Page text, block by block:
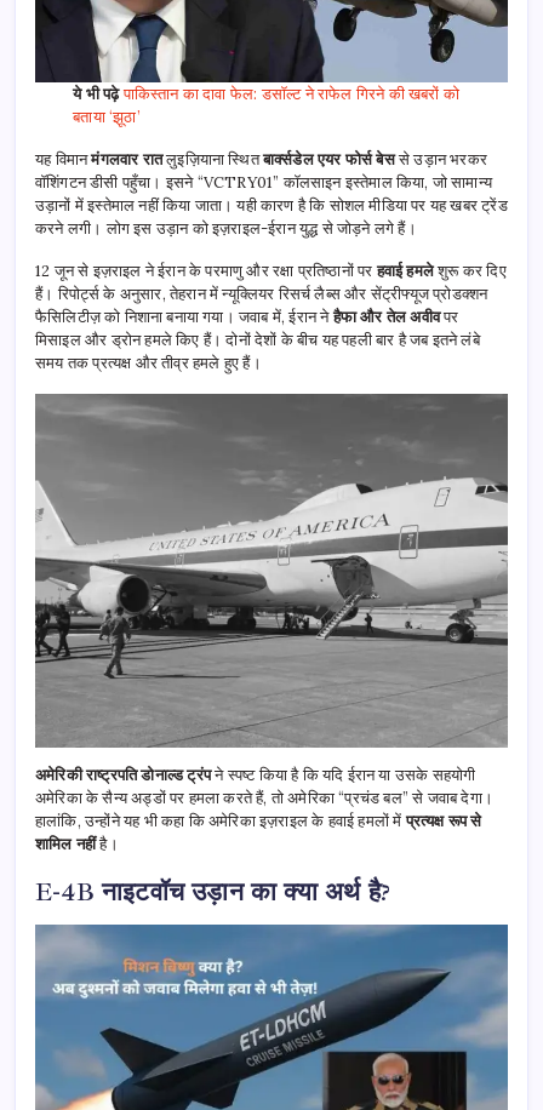
ये भी पढ़ेपाकिस्तान का दावा फेल: डसॉल्ट ने राफेल गिरने की खबरों को
बताया ‘झूठा’
यह विमानमंगलवार रातलुइज़ियाना स्थितबार्क्सडेल एयर फोर्स बेससे उड़ान भरकर
वॉशिंगटन डीसी पहुँचा। इसने “VCTRY01” कॉलसाइन इस्तेमाल किया, जो सामान्य
उड़ानों में इस्तेमाल नहीं किया जाता। यही कारण है कि सोशल मीडिया पर यह खबर ट्रेंड
करने लगी। लोग इस उड़ान को इज़राइल-ईरान युद्ध से जोड़ने लगे हैं।
12 जून से इज़राइल ने ईरान के परमाणु और रक्षा प्रतिष्ठानों परहवाई हमलेशुरू कर दिए
हैं। रिपोर्ट्स के अनुसार, तेहरान में न्यूक्लियर रिसर्च लैब्स और सेंट्रीफ्यूज प्रोडक्शन
फैसिलिटीज़ को निशाना बनाया गया। जवाब में, ईरान नेहैफा और तेल अवीवपर
मिसाइल और ड्रोन हमले किए हैं। दोनों देशों के बीच यह पहली बार है जब इतने लंबे
समय तक प्रत्यक्ष और तीव्र हमले हुए हैं।
अमेरिकी राष्ट्रपति डोनाल्ड ट्रंपने स्पष्ट किया है कि यदि ईरान या उसके सहयोगी
अमेरिका के सैन्य अड्डों पर हमला करते हैं, तो अमेरिका “प्रचंड बल” से जवाब देगा।
हालांकि, उन्होंने यह भी कहा कि अमेरिका इज़राइल के हवाई हमलों मेंप्रत्यक्ष रूप से
शामिल नहींहै।
E-4B नाइटवॉच उड़ान का क्या अर्थ है?